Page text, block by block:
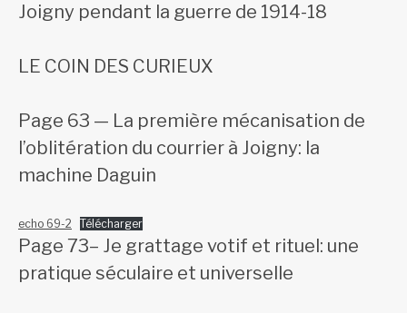
Joigny pendant la guerre de 1914-18
LE COIN DES CURIEUX
Page 63 — La première mécanisation de
l’oblitération du courrier à Joigny: la
machine Daguin
echo 69-2 Télécharger
Page 73– Je grattage votif et rituel: une
pratique séculaire et universelle